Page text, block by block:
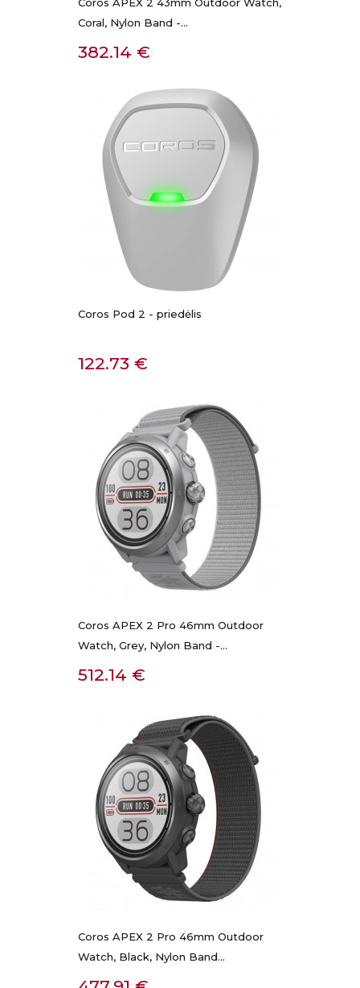
Coral, Nylon Band -...
Kaina
382.14 €
Coros Pod 2 - priedėlis
Kaina
122.73 €
Coros APEX 2 Pro 46mm Outdoor
Watch, Grey, Nylon Band -...
Kaina
512.14 €
Coros APEX 2 Pro 46mm Outdoor
Watch, Black, Nylon Band...